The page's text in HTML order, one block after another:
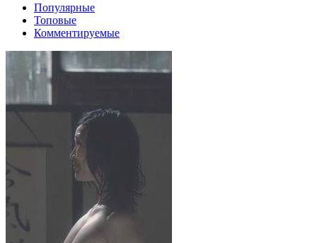
Популярные
Топовые
Комментируемые